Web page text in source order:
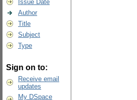
Issue Date
Author
Title
Subject
Type
Sign on to:
Receive email
updates
My DSpace